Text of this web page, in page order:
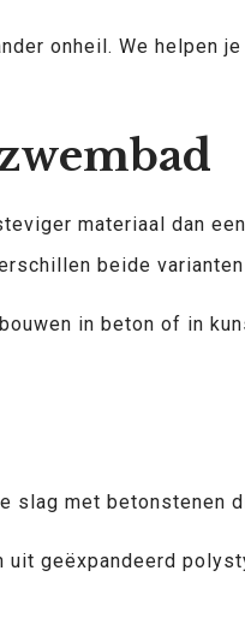
onheil. We helpen
materiaal dan
beide
in beton of in
slag met betonstenen
geëxpandeerd